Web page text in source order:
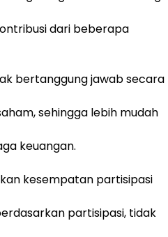
dari beberapa
bertanggung jawab secara
sehingga lebih mudah
keuangan.
kesempatan partisipasi
partisipasi, tidak